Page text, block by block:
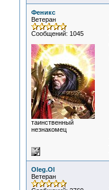
Феникс
Ветеран
Сообщений: 1045
таинственный
незнакомец
Oleg.Ol
Ветеран